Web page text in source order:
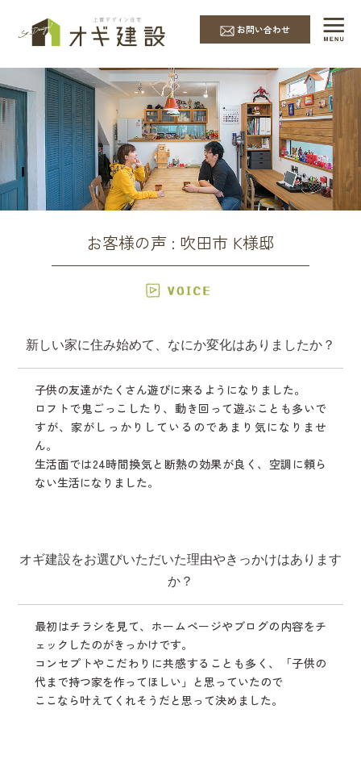
お問い合わせ
お客様の声 : 吹田市 K様邸
新しい家に住み始めて、なにか変化はありましたか？
子供の友達がたくさん遊びに来るようになりました。
ロフトで鬼ごっこしたり、動き回って遊ぶことも多いで
すが、家がしっかりしているのであまり気になりませ
ん。
生活面では24時間換気と断熱の効果が良く、空調に頼ら
ない生活になりました。
オギ建設をお選びいただいた理由やきっかけはあります
か？
最初はチラシを見て、ホームページやブログの内容をチ
ェックしたのがきっかけです。
コンセプトやこだわりに共感することも多く、「子供の
代まで持つ家を作ってほしい」と思っていたので
ここなら叶えてくれそうだと思って決めました。